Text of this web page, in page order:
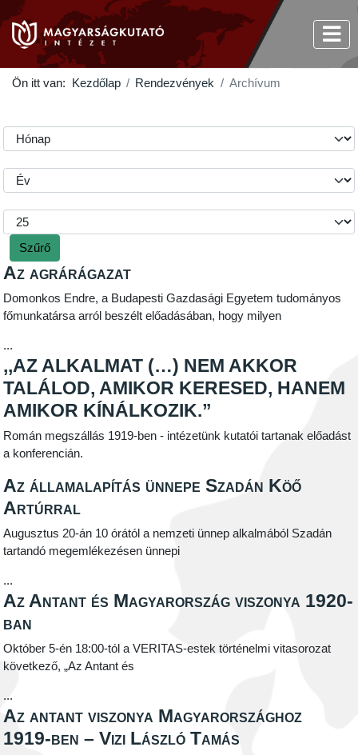
Ön itt van: Kezdőlap Rendezvények Archívum
Szűrő
Az agrárágazat
Domonkos Endre, a Budapesti Gazdasági Egyetem tudományos
főmunkatársa arról beszélt előadásában, hogy milyen
...
,,AZ ALKALMAT (…) NEM AKKOR
TALÁLOD, AMIKOR KERESED, HANEM
AMIKOR KÍNÁLKOZIK.”
Román megszállás 1919-ben - intézetünk kutatói tartanak előadást
a konferencián.
Az államalapítás ünnepe Szadán Köő
Artúrral
Augusztus 20-án 10 órától a nemzeti ünnep alkalmából Szadán
tartandó megemlékezésen ünnepi
...
Az Antant és Magyarország viszonya 1920-
ban
Október 5-én 18:00-tól a VERITAS-estek történelmi vitasorozat
következő, „Az Antant és
...
Az antant viszonya Magyarországhoz
1919-ben – Vizi László Tamás